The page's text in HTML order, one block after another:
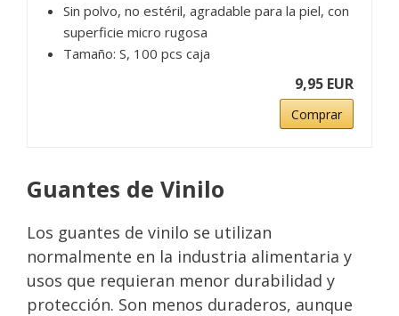
Sin polvo, no estéril, agradable para la piel, con
superficie micro rugosa
Tamaño: S, 100 pcs caja
9,95 EUR
Comprar
Guantes de Vinilo
Los guantes de vinilo se utilizan
normalmente en la industria alimentaria y
usos que requieran menor durabilidad y
protección. Son menos duraderos, aunque